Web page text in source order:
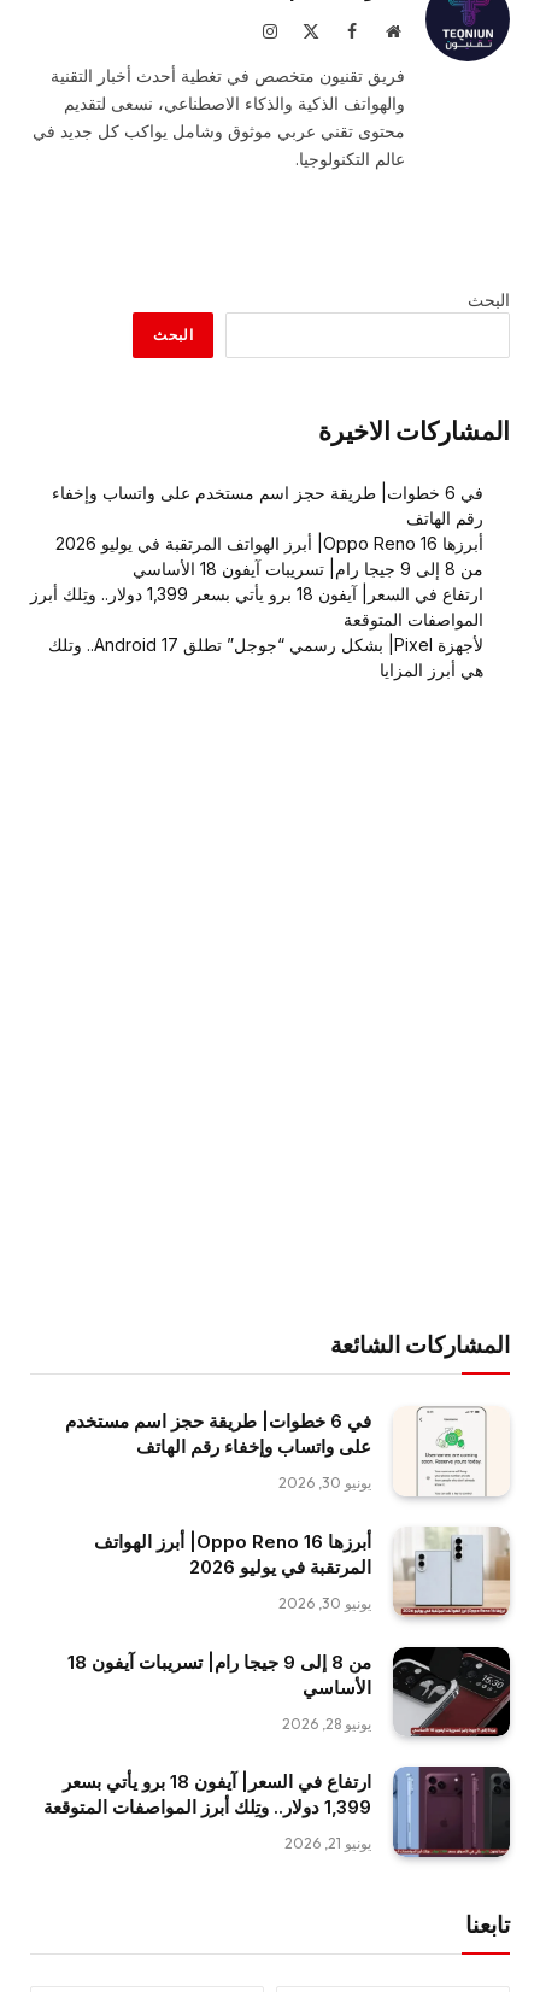
موقعفيسبوك الانستغرام
فريق تقنيون متخصص في تغطية أحدث أخبار التقنية
والهواتف الذكية والذكاء الاصطناعي، نسعى لتقديم
محتوى تقني عربي موثوق وشامل يواكب كل جديد في
عالم التكنولوجيا.
البحث
البحث
المشاركات الاخيرة
في 6 خطوات| طريقة حجز اسم مستخدم على واتساب وإخفاء
رقم الهاتف
أبرزها Oppo Reno 16| أبرز الهواتف المرتقبة في يوليو 2026
من 8 إلى 9 جيجا رام| تسريبات آيفون 18 الأساسي
ارتفاع في السعر| آيفون 18 برو يأتي بسعر 1,399 دولار.. وتِلك أبرز
المواصفات المتوقعة
لأجهزة Pixel| بشكل رسمي “جوجل” تطلق Android 17.. وتلك
هي أبرز المزايا
المشاركات الشائعة
في 6 خطوات| طريقة حجز اسم مستخدم
على واتساب وإخفاء رقم الهاتف
يونيو 30, 2026
أبرزها Oppo Reno 16| أبرز الهواتف
المرتقبة في يوليو 2026
يونيو 30, 2026
من 8 إلى 9 جيجا رام| تسريبات آيفون 18
الأساسي
يونيو 28, 2026
ارتفاع في السعر| آيفون 18 برو يأتي بسعر
1,399 دولار.. وتِلك أبرز المواصفات المتوقعة
يونيو 21, 2026
تابعنا